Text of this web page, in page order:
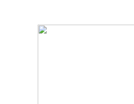
Bildergalerie überspringen